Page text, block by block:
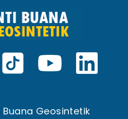
Buana Geosintetik